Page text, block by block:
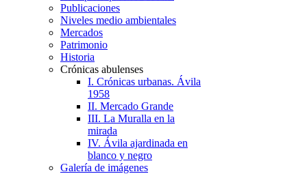
Publicaciones
Niveles medio ambientales
Mercados
Patrimonio
Historia
Crónicas abulenses
I. Crónicas urbanas. Ávila
1958
II. Mercado Grande
III. La Muralla en la
mirada
IV. Ávila ajardinada en
blanco y negro
Galería de imágenes